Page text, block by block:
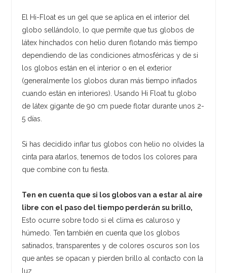
El Hi-Float es un gel que se aplica en el interior del
globo sellándolo, lo que permite que tus globos de
látex hinchados con helio duren flotando más tiempo
dependiendo de las condiciones atmosféricas y de si
los globos están en el interior o en el exterior
(generalmente los globos duran más tiempo inflados
cuando están en interiores). Usando Hi Float tu globo
de látex gigante de 90 cm puede flotar durante unos 2-
5 días.
Si has decidido inflar tus globos con helio no olvides la
cinta para atarlos, tenemos de todos los colores para
que combine con tu fiesta.
Ten en cuenta que si los globos van a estar al aire
libre con el paso del tiempo perderán su brillo,
Esto ocurre sobre todo si el clima es caluroso y
húmedo. Ten también en cuenta que los globos
satinados, transparentes y de colores oscuros son los
que antes se opacan y pierden brillo al contacto con la
luz.